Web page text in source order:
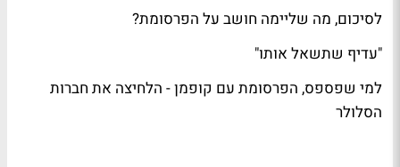
לסיכום, מה שליימה חושב על הפרסומת?
"עדיף שתשאל אותו"
למי שפספס, הפרסומת עם קופמן - הלחיצה את חברות
הסלולר